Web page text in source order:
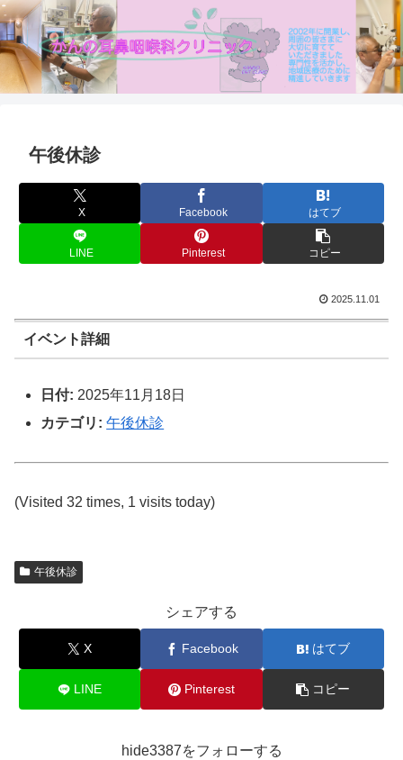
午後休診
X Facebook はてブ
LINE Pinterest コピー
2025.11.01
イベント詳細
日付: 2025年11月18日
カテゴリ: 午後休診
(Visited 32 times, 1 visits today)
午後休診
シェアする
X Facebook はてブ
LINE Pinterest コピー
hide3387をフォローする